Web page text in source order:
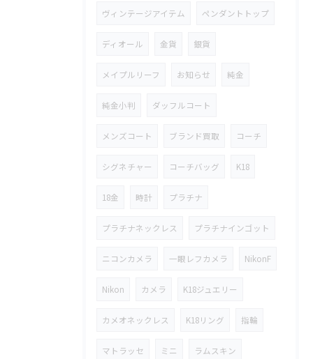
ヴィンテージアイテム ペンダントトップ
ディオール 金貨 銀貨
メイプルリーフ お知らせ 純金
純金小判 ダッフルコート
メンズコート ブランド買取 コーチ
シグネチャー コーチバッグ K18
18金 時計 プラチナ
プラチナネックレス プラチナインゴット
ニコンカメラ 一眼レフカメラ NikonF
Nikon カメラ K18ジュエリー
カメオネックレス K18リング 指輪
マトラッセ ミニ ラムスキン